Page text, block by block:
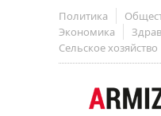
Политика
Экономика
Сельское хозяйство